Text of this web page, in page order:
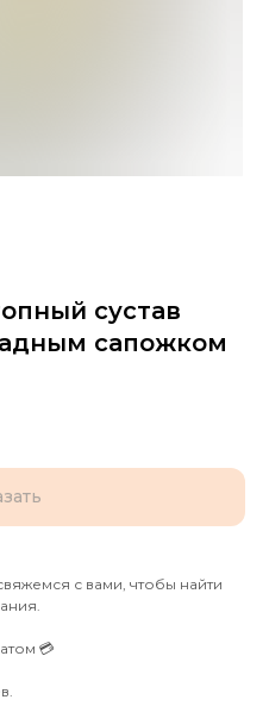
сустав
сапожком
с вами, чтобы найти
💳